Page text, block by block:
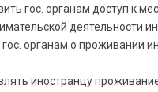
гос. органам доступ к
деятельности
органам о проживании
иностранцу